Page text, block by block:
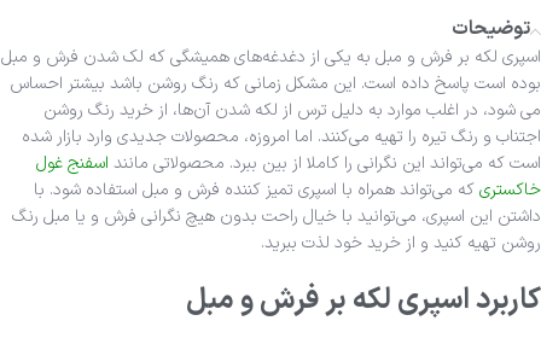
توضیحات
اسپری لکه بر فرش و مبل به یکی از دغدغه‌های همیشگی که لک شدن فرش و مبل
بوده است پاسخ داده است. این مشکل زمانی که رنگ روشن باشد بیشتر احساس
می شود، در اغلب موارد به دلیل ترس از لکه شدن آن‌ها، از خرید رنگ روشن
اجتناب و رنگ تیره را تهیه می‌کنند. اما امروزه، محصولات جدیدی وارد بازار شده
است که می‌تواند این نگرانی را کاملا از بین ببرد. محصولاتی مانند اسفنج غول
خاکستریکه می‌تواند همراه با اسپری تمیز کننده فرش و مبل استفاده شود. با
داشتن این اسپری، می‌توانید با خیال راحت بدون هیچ نگرانی فرش و یا مبل رنگ
روشن تهیه کنید و از خرید خود لذت ببرید.
کاربرد اسپری لکه بر فرش و مبل